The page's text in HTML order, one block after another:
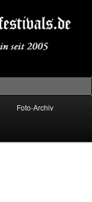
Foto-Archiv